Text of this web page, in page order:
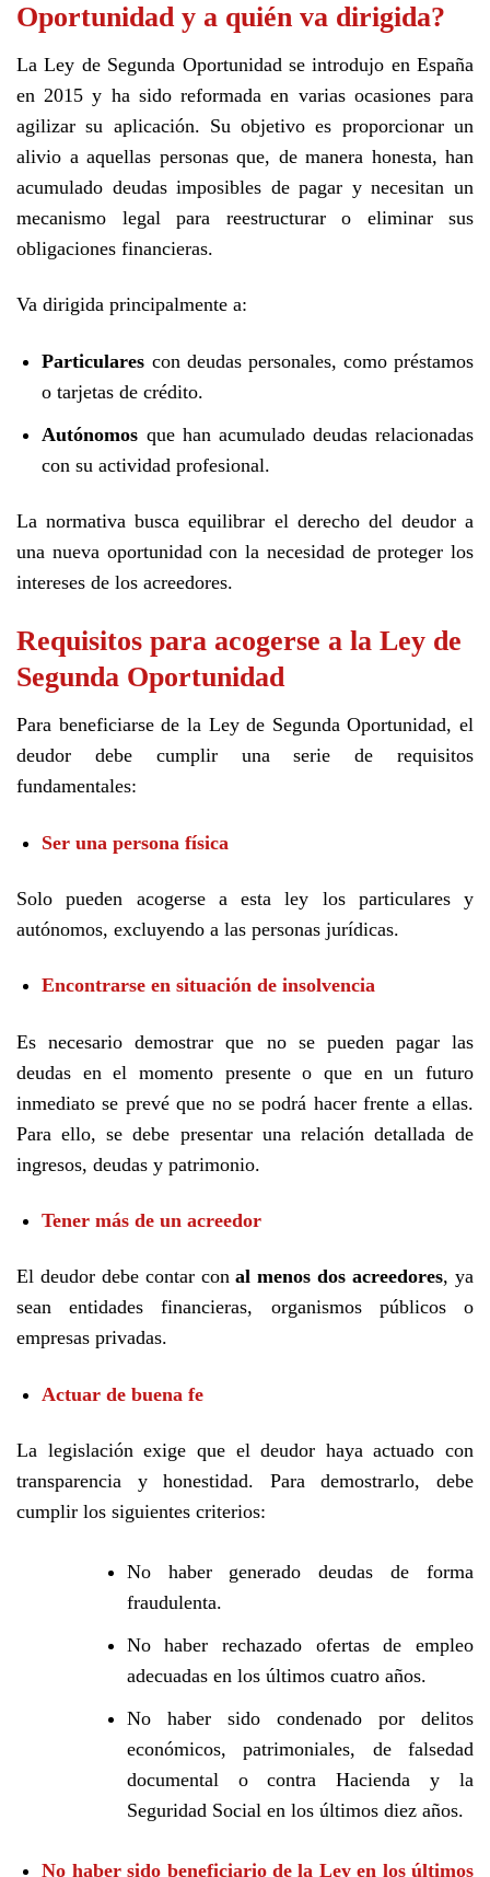
Oportunidad y a quién va dirigida?
La Ley de Segunda Oportunidad se introdujo en España
en 2015 y ha sido reformada en varias ocasiones para
agilizar su aplicación. Su objetivo es proporcionar un
alivio a aquellas personas que, de manera honesta, han
acumulado deudas imposibles de pagar y necesitan un
mecanismo legal para reestructurar o eliminar sus
obligaciones financieras.
Va dirigida principalmente a:
Particulares con deudas personales, como préstamos
o tarjetas de crédito.
Autónomos que han acumulado deudas relacionadas
con su actividad profesional.
La normativa busca equilibrar el derecho del deudor a
una nueva oportunidad con la necesidad de proteger los
intereses de los acreedores.
Requisitos para acogerse a la Ley de
Segunda Oportunidad
Para beneficiarse de la Ley de Segunda Oportunidad, el
deudor debe cumplir una serie de requisitos
fundamentales:
Ser una persona física
Solo pueden acogerse a esta ley los particulares y
autónomos, excluyendo a las personas jurídicas.
Encontrarse en situación de insolvencia
Es necesario demostrar que no se pueden pagar las
deudas en el momento presente o que en un futuro
inmediato se prevé que no se podrá hacer frente a ellas.
Para ello, se debe presentar una relación detallada de
ingresos, deudas y patrimonio.
Tener más de un acreedor
El deudor debe contar conal menos dos acreedores, ya
sean entidades financieras, organismos públicos o
empresas privadas.
Actuar de buena fe
La legislación exige que el deudor haya actuado con
transparencia y honestidad. Para demostrarlo, debe
cumplir los siguientes criterios:
No haber generado deudas de forma
fraudulenta.
No haber rechazado ofertas de empleo
adecuadas en los últimos cuatro años.
No haber sido condenado por delitos
económicos, patrimoniales, de falsedad
documental o contra Hacienda y la
Seguridad Social en los últimos diez años.
No haber sido beneficiario de la Ley en los últimos